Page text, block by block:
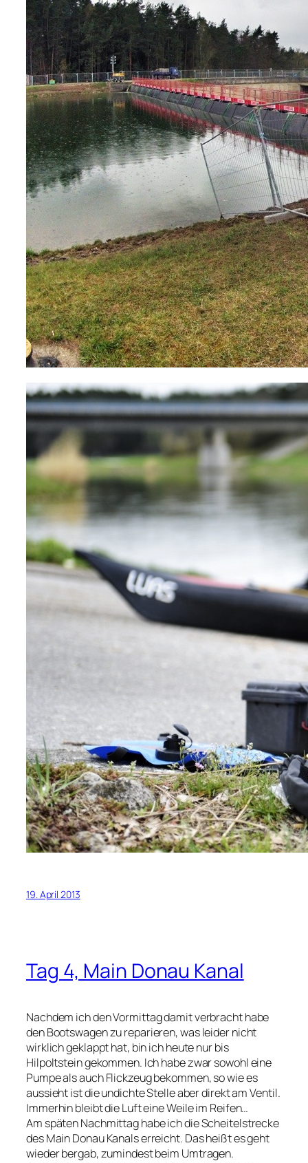
19. April 2013
Tag 4, Main Donau Kanal
Nachdem ich den Vormittag damit verbracht habe
den Bootswagen zu reparieren, was leider nicht
wirklich geklappt hat, bin ich heute nur bis
Hilpoltstein gekommen. Ich habe zwar sowohl eine
Pumpe als auch Flickzeug bekommen, so wie es
aussieht ist die undichte Stelle aber direkt am Ventil.
Immerhin bleibt die Luft eine Weile im Reifen…
Am späten Nachmittag habe ich die Scheitelstrecke
des Main Donau Kanals erreicht. Das heißt es geht
wieder bergab, zumindest beim Umtragen.